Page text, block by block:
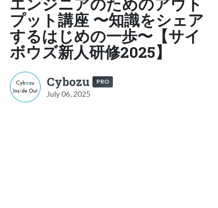
プット講座 〜知識をシェア
するはじめの一歩〜【サイ
ボウズ新人研修2025】
Cybozu PRO
July 06, 2025